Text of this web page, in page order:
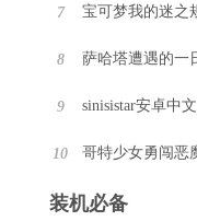
7 宝可梦我的迷之
8 萨哈塔遭遇的一
9 sinisistar安卓中
10 哥特少女勇闯恶
装机必备